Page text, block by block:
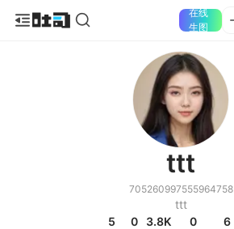
在线
生图
ttt
705260997555964758
ttt
5
0
3.8K
0
6